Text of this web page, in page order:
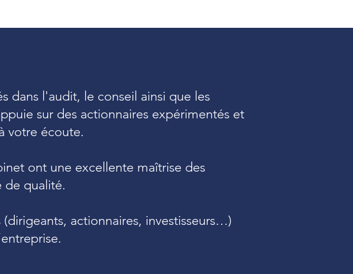
dans l'audit, le conseil ainsi que les
sur des actionnaires expérimentés et
votre écoute.
ont une excellente maîtrise des
de qualité.
actionnaires, investisseurs…)